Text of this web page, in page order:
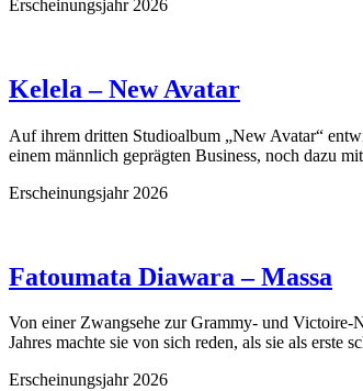
Erscheinungsjahr 2026
Kelela – New Avatar
Auf ihrem dritten Studioalbum „New Avatar“
einem männlich geprägten Business, noch dazu
Erscheinungsjahr 2026
Fatoumata Diawara – Massa
Von einer Zwangsehe zur Grammy- und Victoire-
Jahres machte sie von sich reden, als sie als erste
Erscheinungsjahr 2026